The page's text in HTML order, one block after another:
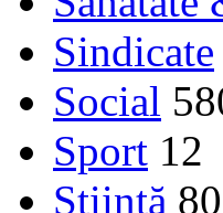
Sindicate
Social
Sport 12
Ştiinţă 80